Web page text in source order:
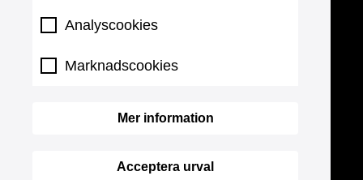
Analyscookies
Marknadscookies
Mer information
Acceptera urval